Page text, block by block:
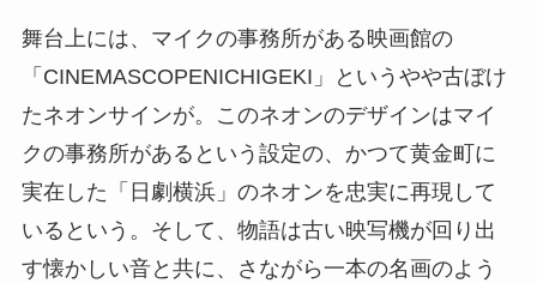
舞台上には、マイクの事務所がある映画館の
「CINEMASCOPENICHIGEKI」というやや古ぼけ
たネオンサインが。このネオンのデザインはマイ
クの事務所があるという設定の、かつて黄金町に
実在した「日劇横浜」のネオンを忠実に再現して
いるという。そして、物語は古い映写機が回り出
す懐かしい音と共に、さながら一本の名画のよう